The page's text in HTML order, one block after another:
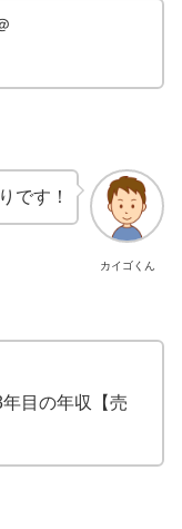
カイゴくん
です！
目の年収【売